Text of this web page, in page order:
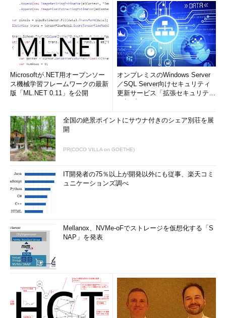
Microsoftが.NET用オープンソー
ス機械学習フレームワークの最新
版「ML.NET 0.11」を公開
オンプレミスのWindows Server
／SQL Server向けセキュリティ
更新サービス「拡張セキュリティ
全国の絶景ポイントにサウナ付きのシェア別荘を展
開
PR(COCO VILLA on GOETHE)
IT開発者の75％以上が開発以外にも従事、楽天コミ
ュニケーションズ調べ
Mellanox、NVMe-oFでストレージを仮想化する「S
NAP」を発表